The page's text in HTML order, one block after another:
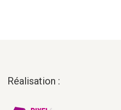
Réalisation :